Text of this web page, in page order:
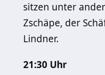
sitzen unter
Zschäpe, der
Lindner.
21:30 Uhr